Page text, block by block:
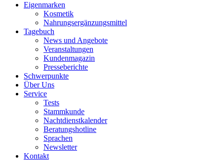
Eigenmarken
Kosmetik
Nahrungsergänzungsmittel
Tagebuch
News und Angebote
Veranstaltungen
Kundenmagazin
Presseberichte
Schwerpunkte
Über Uns
Service
Tests
Stammkunde
Nachtdienstkalender
Beratungshotline
Sprachen
Newsletter
Kontakt